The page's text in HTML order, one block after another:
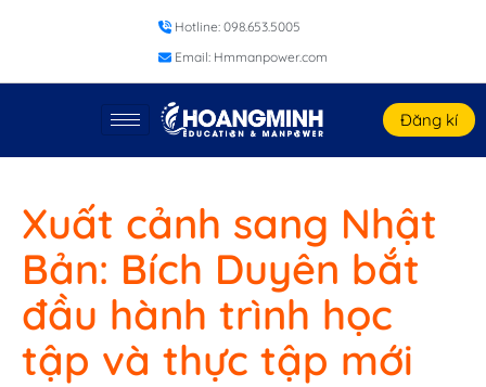
Hotline: 098.653.5005
Email: Hmmanpower.com
Đăng kí
Xuất cảnh sang Nhật
Bản: Bích Duyên bắt
đầu hành trình học
tập và thực tập mới